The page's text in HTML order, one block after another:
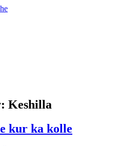
Keshilla
kur ka kolle